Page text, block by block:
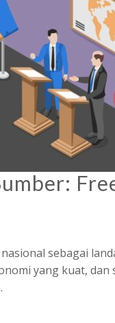
sebagai
yang kuat,